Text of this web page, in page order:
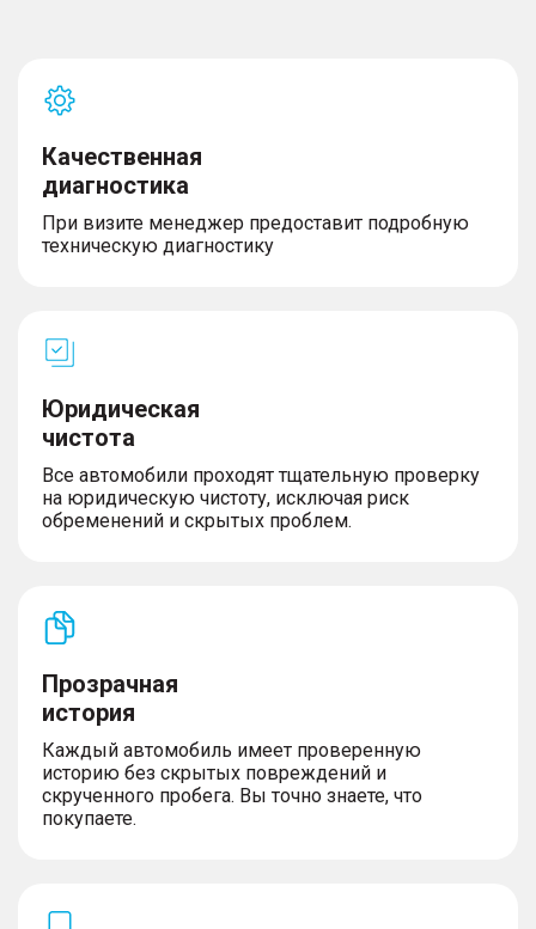
Качественная
диагностика
При визите менеджер предоставит подробную
техническую диагностику
Юридическая
чистота
Все автомобили проходят тщательную проверку
на юридическую чистоту, исключая риск
обременений и скрытых проблем.
Прозрачная
история
Каждый автомобиль имеет проверенную
историю без скрытых повреждений и
скрученного пробега. Вы точно знаете, что
покупаете.